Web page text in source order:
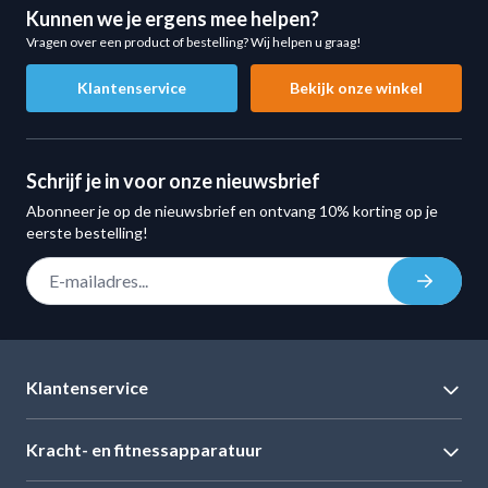
Perfect voor home gyms en sportscholen
De Muscle Power Wall Mounted Plate Holder is geschikt
Home gyms
CrossFit boxen
Personal training studio’s
Professionele sportscholen
Functionele trainingsruimtes
Dankzij de stevige constructie en praktische indeling
Voordelen van een opbergbeugel voor halterschijven
Meer veiligheid in de trainingsruimte
Kunnen we je ergens mee helpen?
Vragen over een product of bestelling? Wij helpen u graag!
Klantenservice Bekijk onze winkel
Schrijf je in voor onze nieuwsbrief
Abonneer je op de nieuwsbrief en ontvang 10% korting op je
eerste bestelling!
Klantenservice
Kracht- en fitnessapparatuur